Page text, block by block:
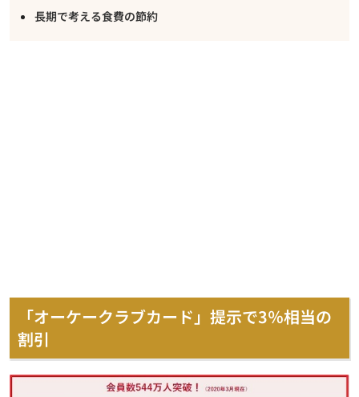
長期で考える食費の節約
「オーケークラブカード」提示で3％相当の
割引